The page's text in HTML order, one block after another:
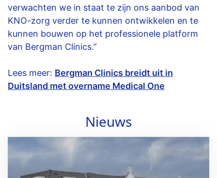
verwachten we in staat te zijn ons aanbod van
KNO-zorg verder te kunnen ontwikkelen en te
kunnen bouwen op het professionele platform
van Bergman Clinics.”
Lees meer: Bergman Clinics breidt uit in
Duitsland met overname Medical One
Nieuws